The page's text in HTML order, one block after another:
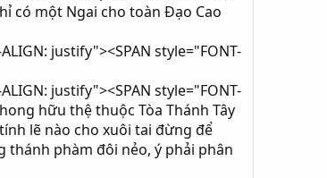
có một Ngai cho toàn Đạo Cao
justify"><SPAN style="FONT-
justify"><SPAN style="FONT-
hữu thệ thuộc Tòa Thánh Tây
lẽ nào cho xuôi tai đừng để
phàm đôi nẻo, ý phải phân